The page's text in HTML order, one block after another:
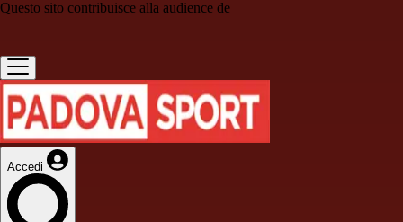
Questo sito contribuisce alla audience de
Accedi